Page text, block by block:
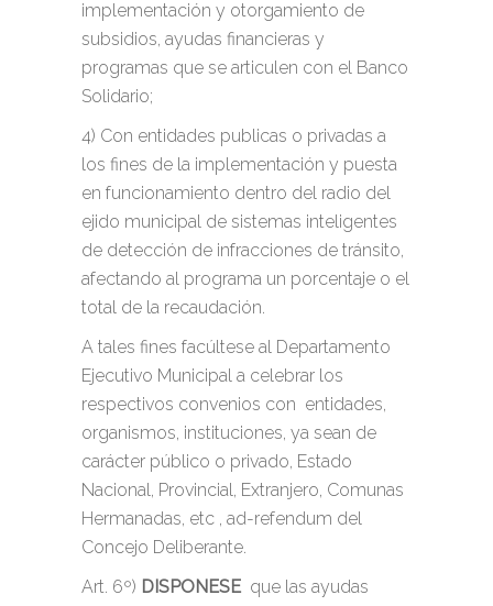
implementación y otorgamiento de
subsidios, ayudas financieras y
programas que se articulen con el Banco
Solidario;
4) Con entidades publicas o privadas a
los fines de la implementación y puesta
en funcionamiento dentro del radio del
ejido municipal de sistemas inteligentes
de detección de infracciones de tránsito,
afectando al programa un porcentaje o el
total de la recaudación.
A tales fines facúltese al Departamento
Ejecutivo Municipal a celebrar los
respectivos convenios con entidades,
organismos, instituciones, ya sean de
carácter público o privado, Estado
Nacional, Provincial, Extranjero, Comunas
Hermanadas, etc , ad-refendum del
Concejo Deliberante.
Art. 6º) DISPONESE que las ayudas